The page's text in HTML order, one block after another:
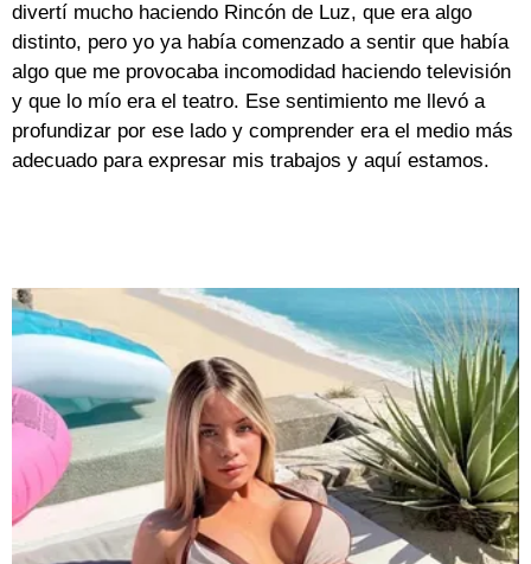
divertí mucho haciendo Rincón de Luz, que era algo
distinto, pero yo ya había comenzado a sentir que había
algo que me provocaba incomodidad haciendo televisión
y que lo mío era el teatro. Ese sentimiento me llevó a
profundizar por ese lado y comprender era el medio más
adecuado para expresar mis trabajos y aquí estamos.